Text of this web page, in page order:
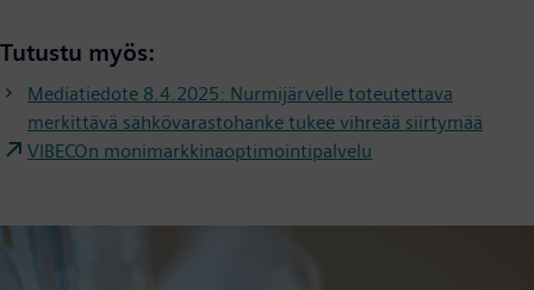
Tutustu myös:
Mediatiedote 8.4.2025: Nurmijärvelle toteutettava
merkittävä sähkövarastohanke tukee vihreää siirtymää
VIBECOn monimarkkinaoptimointipalvelu